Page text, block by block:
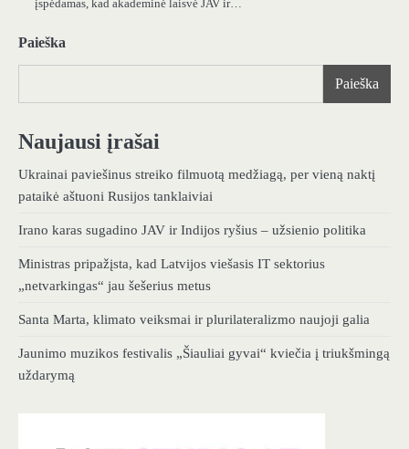
įspėdamas, kad akademinė laisvė JAV ir…
Paieška
Paieška
Naujausi įrašai
Ukrainai paviešinus streiko filmuotą medžiagą, per vieną naktį
pataikė aštuoni Rusijos tanklaiviai
Irano karas sugadino JAV ir Indijos ryšius – užsienio politika
Ministras pripažįsta, kad Latvijos viešasis IT sektorius
„netvarkingas“ jau šešerius metus
Santa Marta, klimato veiksmai ir plurilateralizmo naujoji galia
Jaunimo muzikos festivalis „Šiauliai gyvai“ kviečia į triukšmingą
uždarymą